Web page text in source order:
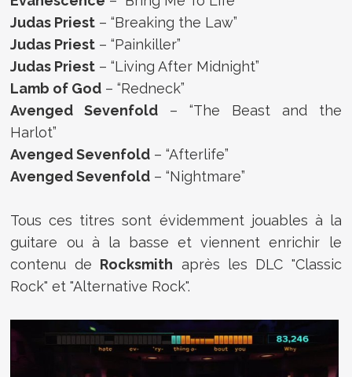
Judas Priest – “Breaking the Law”
Judas Priest – “Painkiller”
Judas Priest – “Living After Midnight”
Lamb of God – “Redneck”
Avenged Sevenfold – “The Beast and the
Harlot”
Avenged Sevenfold – “Afterlife”
Avenged Sevenfold – “Nightmare”
Tous ces titres sont évidemment jouables à la
guitare ou à la basse et viennent enrichir le
contenu de Rocksmith après les DLC "Classic
Rock" et "Alternative Rock".